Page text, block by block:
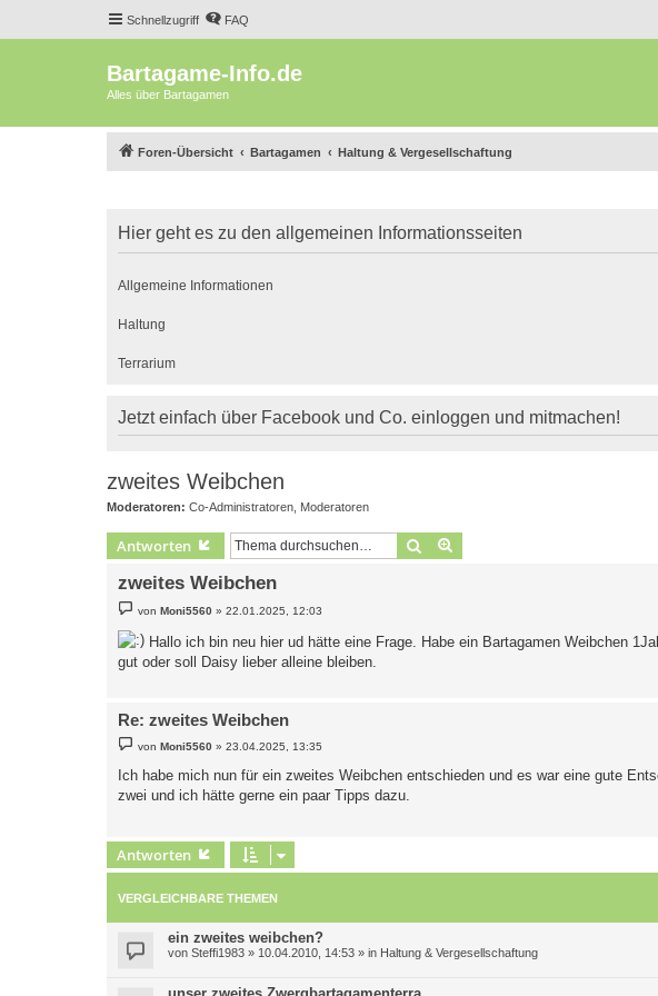
Schnellzugriff FAQ
Bartagame-Info.de
Alles über Bartagamen
Foren-Übersicht Bartagamen Haltung & Vergesellschaftung
Hier geht es zu den allgemeinen Informationsseiten
Allgemeine Informationen
Haltung
Terrarium
Jetzt einfach über Facebook und Co. einloggen und mitmachen!
zweites Weibchen
Moderatoren: Co-Administratoren Moderatoren
Antworten Suche
zweites Weibchen
e
i
t
r
vonMoni5560 »22.01.2025, 12:03
Hallo ich bin neu hier ud hätte eine Frage. Habe ein Bartagamen Weibchen
gut oder soll Daisy lieber alleine bleiben.
Re: zweites Weibchen
e
t
r
vonMoni5560 »23.04.2025, 13:35
Ich habe mich nun für ein zweites Weibchen entschieden und es war eine gute
zwei und ich hätte gerne ein paar Tipps dazu.
Antworten
VERGLEICHBARE THEMEN
ein zweites weibchen?
von Steffi1983 » 10.04.2010, 14:53 » in Haltung & Vergesellschaftung